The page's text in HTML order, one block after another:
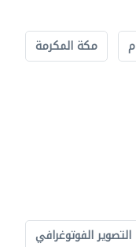
مكة المكرمة
التصوير الفوتوغرافي